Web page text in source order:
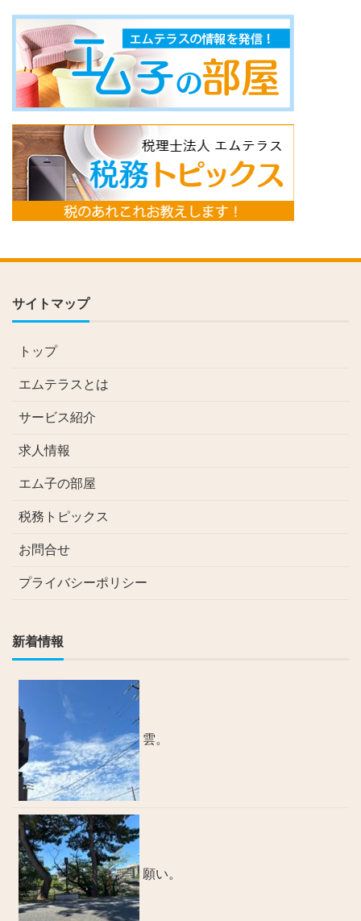
サイトマップ
トップ
エムテラスとは
サービス紹介
求人情報
エム子の部屋
税務トピックス
お問合せ
プライバシーポリシー
新着情報
雲。
願い。